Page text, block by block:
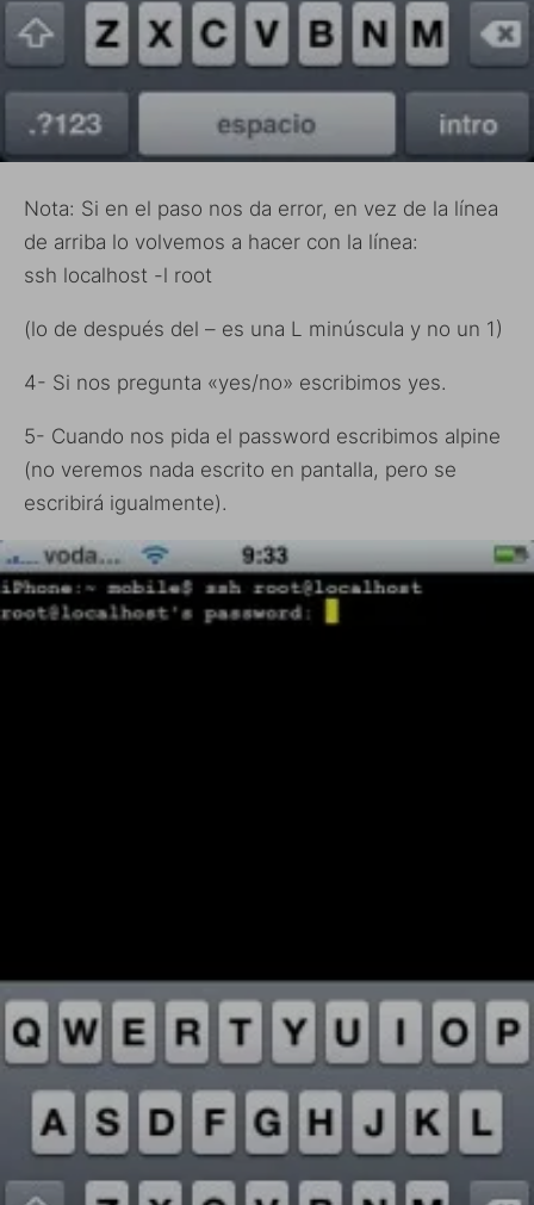
Nota: Si en el paso nos da error, en vez de la línea
de arriba lo volvemos a hacer con la línea:
ssh localhost -l root
(lo de después del – es una L minúscula y no un 1)
4- Si nos pregunta «yes/no» escribimos yes.
5- Cuando nos pida el password escribimos alpine
(no veremos nada escrito en pantalla, pero se
escribirá igualmente).